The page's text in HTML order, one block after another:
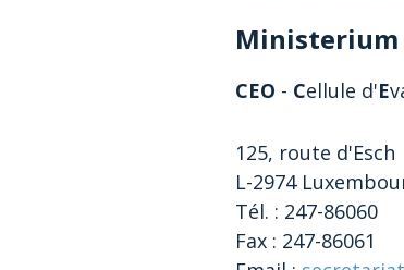
Ministerium
CEO - Cellule d'E
125, route d'Esch
L-2974
Tél. : 247-86060
Fax : 247-86061